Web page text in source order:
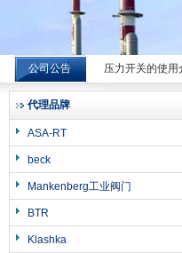
希而科工业控制设备（上海）有限公司
公司公告 压力开关的使用
代理品牌
ASA-RT
beck
Mankenberg工业阀门
BTR
Klashka